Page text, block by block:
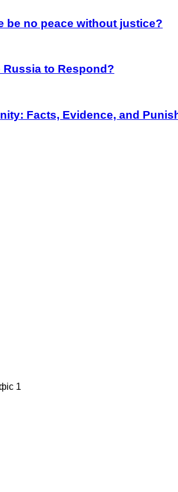
be no peace without justice?
Russia to Respond?
Facts, Evidence, and
1